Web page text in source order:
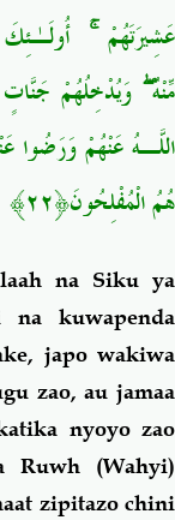
عَشِيرَتَهُمْ
مِّنْهُ ۖ وَيُدْخِلُهُمْ
اللَّـهُ عَنْهُمْ وَرَضُوا
هُمُ الْمُفْلِحُونَ﴿٢٢﴾
na Siku ya
kuwapenda
japo wakiwa
zao, au jamaa
nyoyo zao
Ruwh (Wahyi)
zipitazo chini